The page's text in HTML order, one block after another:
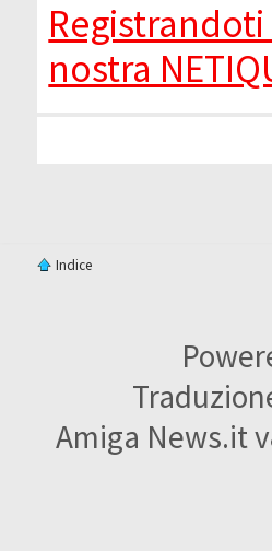
nostra
Indice
Amiga News.it